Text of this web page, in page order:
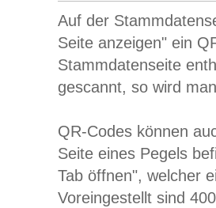
Auf der
Seite anzeigen" ein
Stammdatenseite
gescannt, so wird
QR-Codes können
Seite eines Pegels
Tab öffnen", welcher
Voreingestellt sind